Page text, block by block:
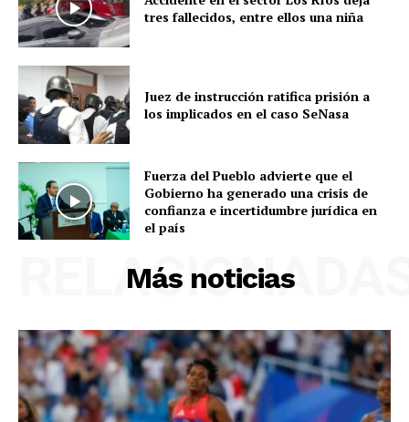
tres fallecidos, entre ellos una niña
Juez de instrucción ratifica prisión a
los implicados en el caso SeNasa
Fuerza del Pueblo advierte que el
Gobierno ha generado una crisis de
confianza e incertidumbre jurídica en
el país
Más noticias